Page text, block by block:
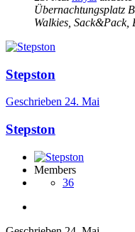
Übernachtungsplatz
Walkies, Sack&Pack,
Stepston
Geschrieben 24. Mai
Stepston
Members
36